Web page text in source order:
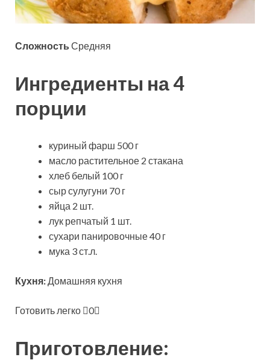
Сложность Средняя
Ингредиенты на 4
порции
куриный фарш 500 г
масло растительное 2 стакана
хлеб белый 100 г
сыр сулугуни 70 г
яйца 2 шт.
лук репчатый 1 шт.
сухари панировочные 40 г
мука 3 ст.л.
Кухня: Домашняя кухня
Готовить легко 0
Приготовление: